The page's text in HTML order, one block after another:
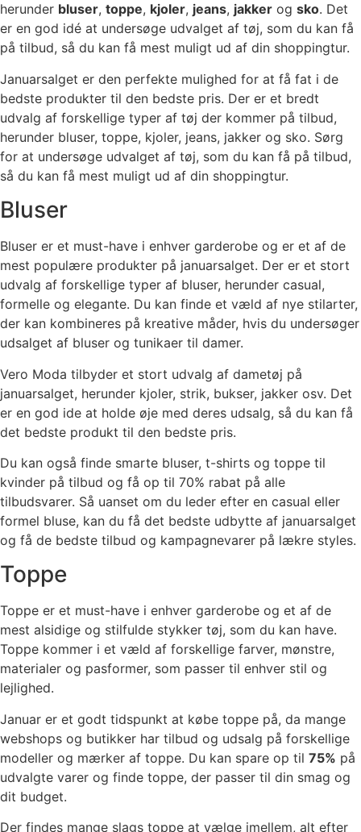
herunder bluser, toppe, kjoler, jeans, jakker og sko. Det
er en god idé at undersøge udvalget af tøj, som du kan få
på tilbud, så du kan få mest muligt ud af din shoppingtur.
Januarsalget er den perfekte mulighed for at få fat i de
bedste produkter til den bedste pris. Der er et bredt
udvalg af forskellige typer af tøj der kommer på tilbud,
herunder bluser, toppe, kjoler, jeans, jakker og sko. Sørg
for at undersøge udvalget af tøj, som du kan få på tilbud,
så du kan få mest muligt ud af din shoppingtur.
Bluser
Bluser er et must-have i enhver garderobe og er et af de
mest populære produkter på januarsalget. Der er et stort
udvalg af forskellige typer af bluser, herunder casual,
formelle og elegante. Du kan finde et væld af nye stilarter,
der kan kombineres på kreative måder, hvis du undersøger
udsalget af bluser og tunikaer til damer.
Vero Moda tilbyder et stort udvalg af dametøj på
januarsalget, herunder kjoler, strik, bukser, jakker osv. Det
er en god ide at holde øje med deres udsalg, så du kan få
det bedste produkt til den bedste pris.
Du kan også finde smarte bluser, t-shirts og toppe til
kvinder på tilbud og få op til 70% rabat på alle
tilbudsvarer. Så uanset om du leder efter en casual eller
formel bluse, kan du få det bedste udbytte af januarsalget
og få de bedste tilbud og kampagnevarer på lækre styles.
Toppe
Toppe er et must-have i enhver garderobe og et af de
mest alsidige og stilfulde stykker tøj, som du kan have.
Toppe kommer i et væld af forskellige farver, mønstre,
materialer og pasformer, som passer til enhver stil og
lejlighed.
Januar er et godt tidspunkt at købe toppe på, da mange
webshops og butikker har tilbud og udsalg på forskellige
modeller og mærker af toppe. Du kan spare op til 75% på
udvalgte varer og finde toppe, der passer til din smag og
dit budget.
Der findes mange slags toppe at vælge imellem, alt efter